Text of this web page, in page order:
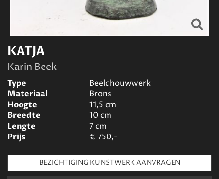
KATJA
Karin Beek
Type
Beeldhouwwerk
Materiaal
Brons
Hoogte
11,5 cm
Breedte
10cm
Lengte
7cm
Prijs
€ 750,-
BEZICHTIGING KUNSTWERK AANVRAGEN